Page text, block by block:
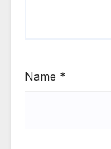
Name *